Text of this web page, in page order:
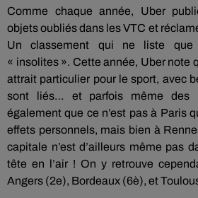
Comme chaque année, Uber
objets oubliés dans les VTC et
Un classement qui ne liste
« insolites ». Cette année, Uber note
attrait particulier pour le sport, avec
sont liés… et parfois même des
également que ce n’est pas à Paris
effets personnels, mais bien à
capitale n’est d’ailleurs même pas
tête en l’air ! On y retrouve
Angers (2e), Bordeaux (6è), et